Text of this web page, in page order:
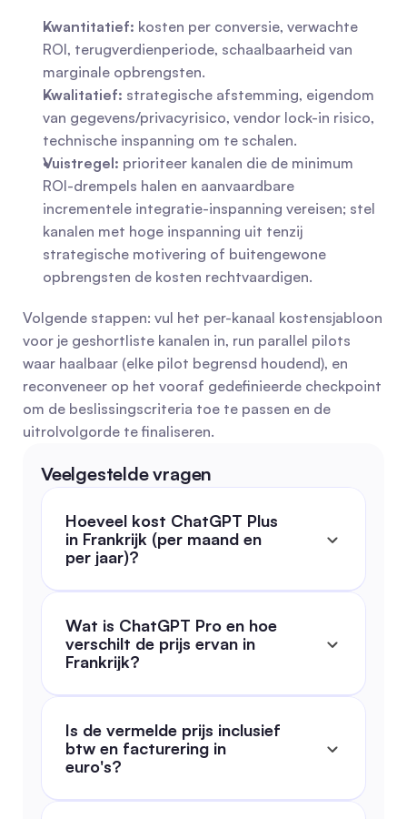
Kwantitatief: kosten per conversie, verwachte
ROI, terugverdienperiode, schaalbaarheid van
marginale opbrengsten.
Kwalitatief: strategische afstemming, eigendom
van gegevens/privacyrisico, vendor lock-in risico,
technische inspanning om te schalen.
Vuistregel: prioriteer kanalen die de minimum
ROI-drempels halen en aanvaardbare
incrementele integratie-inspanning vereisen; stel
kanalen met hoge inspanning uit tenzij
strategische motivering of buitengewone
opbrengsten de kosten rechtvaardigen.
Volgende stappen: vul het per-kanaal kostensjabloon
voor je geshortliste kanalen in, run parallel pilots
waar haalbaar (elke pilot begrensd houdend), en
reconveneer op het vooraf gedefinieerde checkpoint
om de beslissingscriteria toe te passen en de
uitrolvolgorde te finaliseren.
Veelgestelde vragen
Hoeveel kost ChatGPT Plus
in Frankrijk (per maand en
per jaar)?
Wat is ChatGPT Pro en hoe
verschilt de prijs ervan in
Frankrijk?
Is de vermelde prijs inclusief
btw en facturering in
euro's?